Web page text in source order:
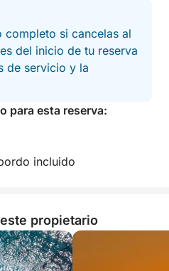
completo si cancelas al
del inicio de tu reserva
de servicio y la
para esta reserva:
incluido
propietario